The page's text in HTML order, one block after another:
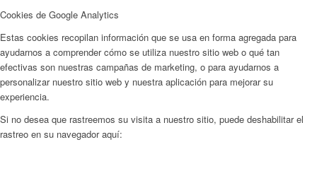
Cookies de Google Analytics
Estas cookies recopilan información que se usa en forma agregada para
ayudarnos a comprender cómo se utiliza nuestro sitio web o qué tan
efectivas son nuestras campañas de marketing, o para ayudarnos a
personalizar nuestro sitio web y nuestra aplicación para mejorar su
experiencia.
Si no desea que rastreemos su visita a nuestro sitio, puede deshabilitar el
rastreo en su navegador aquí: